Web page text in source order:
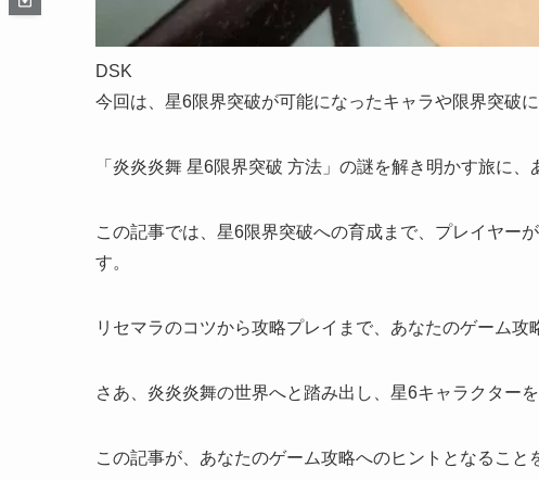
DSK
今回は、星6限界突破が可能になったキャラや限界突破
「炎炎炎舞 星6限界突破 方法」の謎を解き明かす旅に、
この記事では、星6限界突破への育成まで、プレイヤー
す。
リセマラのコツから攻略プレイまで、あなたのゲーム攻
さあ、炎炎炎舞の世界へと踏み出し、星6キャラクター
この記事が、あなたのゲーム攻略へのヒントとなること